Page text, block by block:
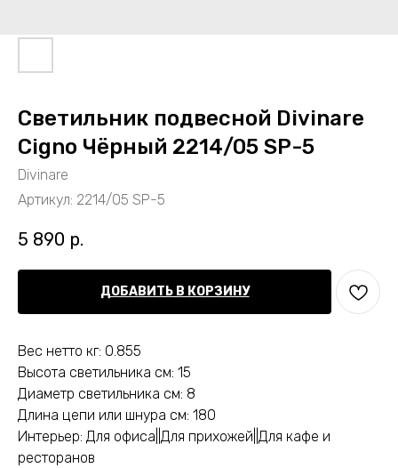
Светильник подвесной Divinare
Cigno Чёрный 2214/05 SP-5
Divinare
Артикул: 2214/05 SP-5
5 890 р.
ДОБАВИТЬ В КОРЗИНУ
Вес нетто кг: 0.855
Высота светильника см: 15
Диаметр светильника см: 8
Длина цепи или шнура см: 180
Интерьер: Для офиса||Для прихожей||Для кафе и
ресторанов